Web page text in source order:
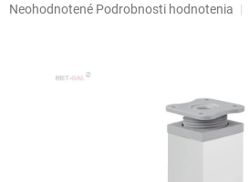
Priemerné
Neohodnotené Podrobnosti hodnotenia